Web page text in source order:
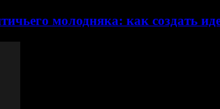
молодняка: как создать